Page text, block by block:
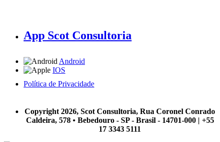
App Scot Consultoria
Android
IOS
Política de Privacidade
Copyright 2026, Scot Consultoria, Rua Coronel Conrado
Caldeira, 578 • Bebedouro - SP - Brasil - 14701-000 | +55
17 3343 5111